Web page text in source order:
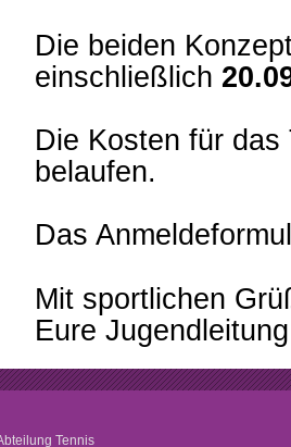
Die beiden
einschließlich
Die Kosten für
belaufen.
Das
Mit sportlichen
Eure Jugendleitung
Tennis